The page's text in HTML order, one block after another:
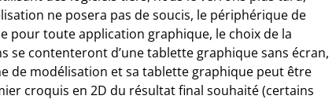
ne posera pas de soucis, le périphérique de
pour toute application graphique, le choix de la
contenteront d’une tablette graphique sans écran,
de modélisation et sa tablette graphique peut être
croquis en 2D du résultat final souhaité (certains